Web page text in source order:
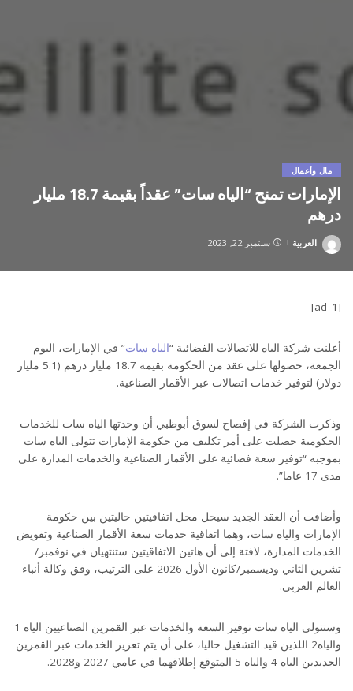
مال وأعمال
الإمارات تمنح “الياه سات” عقداً بقيمة 18.7 مليار
درهم
Posted
العربية سبتمبر 22, 2023
[ad_1]
أعلنت شركة الياه للاتصالات الفضائية “الياه سات” في الإمارات، اليوم
الجمعة، حصولها على عقد من الحكومة بقيمة 18.7 مليار درهم (5.1 مليار
دولار) لتوفير خدمات اتصالات عبر الأقمار الصناعية.
وذكرت الشركة في إفصاح لسوق أبوظبي أن وحدتها الياه سات للخدمات
الحكومية حصلت على أمر تكليف من حكومة الإمارات تتولى الياه سات
بموجبه “توفير سعة فضائية على الأقمار الصناعية والخدمات المدارة على
مدى 17 عاما”.
وأضافت أن العقد الجديد سيحل محل اتفاقيتين حاليتين بين حكومة
الإمارات والياه سات، وهما اتفاقية خدمات سعة الأقمار الصناعية وتفويض
الخدمات المدارة، لافتة إلى أن هاتين الاتفاقيتين ستنتهيان في نوفمبر/
تشرين الثاني وديسمبر/كانون الأول 2026 على الترتيب، وفق وكالة أنباء
العالم العربي.
وستتولى الياه سات توفير السعة والخدمات عبر القمرين الصناعيين الياه 1
والياه2 اللذين قيد التشغيل حاليا، على أن يتم تعزيز الخدمات عبر القمرين
الجديدين الياه 4 والياه 5 المتوقع إطلاقهما في عامي 2027 و2028.